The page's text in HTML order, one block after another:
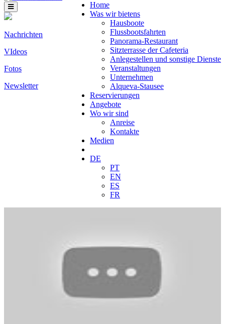
Home
Was wir bietens
Hausboote
Flussbootsfahrten
Panorama-Restaurant
Sitzterrasse der Cafeteria
Anlegestellen und sonstige Dienste
Veranstaltungen
Unternehmen
Alqueva-Stausee
Reservierungen
Angebote
Wo wir sind
Anreise
Kontakte
Medien
DE
PT
EN
ES
FR
Nachrichten
VIdeos
Fotos
Newsletter